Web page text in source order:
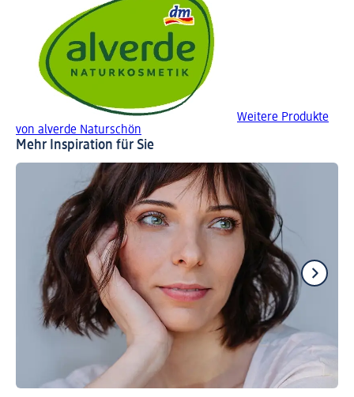
Weitere Produkte
von alverde Naturschön
Mehr Inspiration für Sie